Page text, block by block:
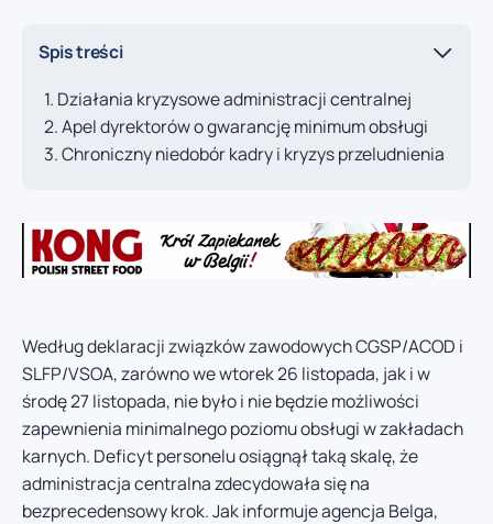
Spis treści
Działania kryzysowe administracji centralnej
Apel dyrektorów o gwarancję minimum obsługi
Chroniczny niedobór kadry i kryzys przeludnienia
Według deklaracji związków zawodowych CGSP/ACOD i
SLFP/VSOA, zarówno we wtorek 26 listopada, jak i w
środę 27 listopada, nie było i nie będzie możliwości
zapewnienia minimalnego poziomu obsługi w zakładach
karnych. Deficyt personelu osiągnął taką skalę, że
administracja centralna zdecydowała się na
bezprecedensowy krok. Jak informuje agencja Belga,